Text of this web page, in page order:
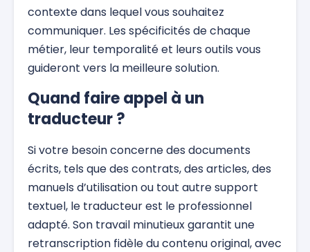
contexte dans lequel vous souhaitez
communiquer. Les spécificités de chaque
métier, leur temporalité et leurs outils vous
guideront vers la meilleure solution.
Quand faire appel à un
traducteur ?
Si votre besoin concerne des documents
écrits, tels que des contrats, des articles, des
manuels d’utilisation ou tout autre support
textuel, le traducteur est le professionnel
adapté. Son travail minutieux garantit une
retranscription fidèle du contenu original, avec